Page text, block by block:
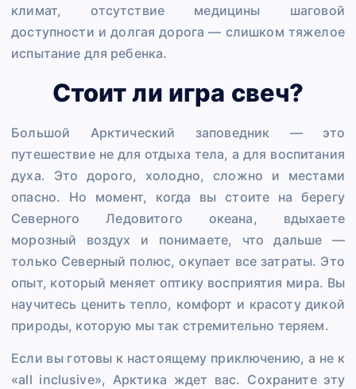
климат, отсутствие медицины шаговой
доступности и долгая дорога — слишком тяжелое
испытание для ребенка.
Стоит ли игра свеч?
Большой Арктический заповедник — это
путешествие не для отдыха тела, а для воспитания
духа. Это дорого, холодно, сложно и местами
опасно. Но момент, когда вы стоите на берегу
Северного Ледовитого океана, вдыхаете
морозный воздух и понимаете, что дальше —
только Северный полюс, окупает все затраты. Это
опыт, который меняет оптику восприятия мира. Вы
научитесь ценить тепло, комфорт и красоту дикой
природы, которую мы так стремительно теряем.
Если вы готовы к настоящему приключению, а не к
«all inclusive», Арктика ждет вас. Сохраните эту